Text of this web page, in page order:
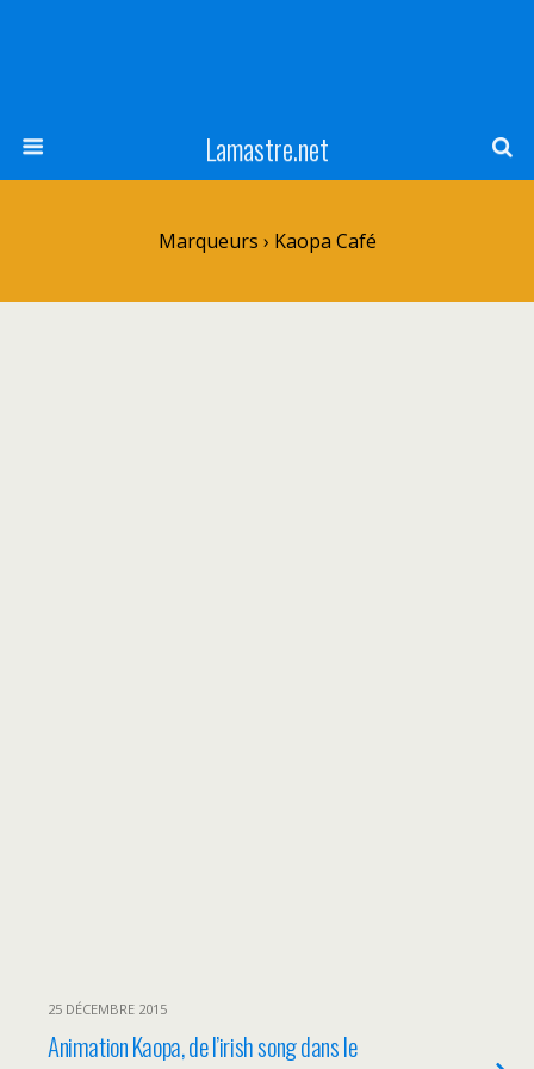
Lamastre.net
Marqueurs › Kaopa Café
25 DÉCEMBRE 2015
Animation Kaopa, de l’irish song dans le